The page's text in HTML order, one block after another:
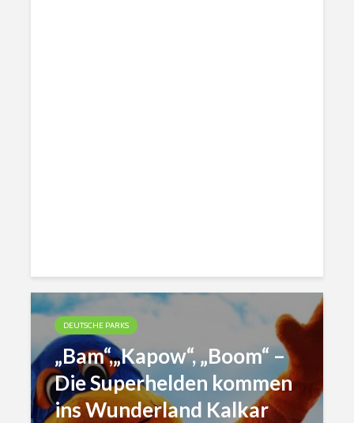
DEUTSCHE PARKS
„Bam“,„Kapow“, „Boom“ –
Die Superhelden kommen
ins Wunderland Kalkar